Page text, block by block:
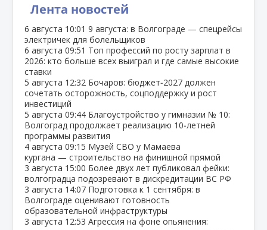
Лента новостей
6 августа 10:01 9 августа: в Волгограде — спецрейсы
электричек для болельщиков
6 августа 09:51 Топ профессий по росту зарплат в
2026: кто больше всех выиграл и где самые высокие
ставки
5 августа 12:32 Бочаров: бюджет‑2027 должен
сочетать осторожность, соцподдержку и рост
инвестиций
5 августа 09:44 Благоустройство у гимназии № 10:
Волгоград продолжает реализацию 10‑летней
программы развития
4 августа 09:15 Музей СВО у Мамаева
кургана — строительство на финишной прямой
3 августа 15:00 Более двух лет публиковал фейки:
волгоградца подозревают в дискредитации ВС РФ
3 августа 14:07 Подготовка к 1 сентября: в
Волгограде оценивают готовность
образовательной инфраструктуры
3 августа 12:53 Агрессия на фоне опьянения: